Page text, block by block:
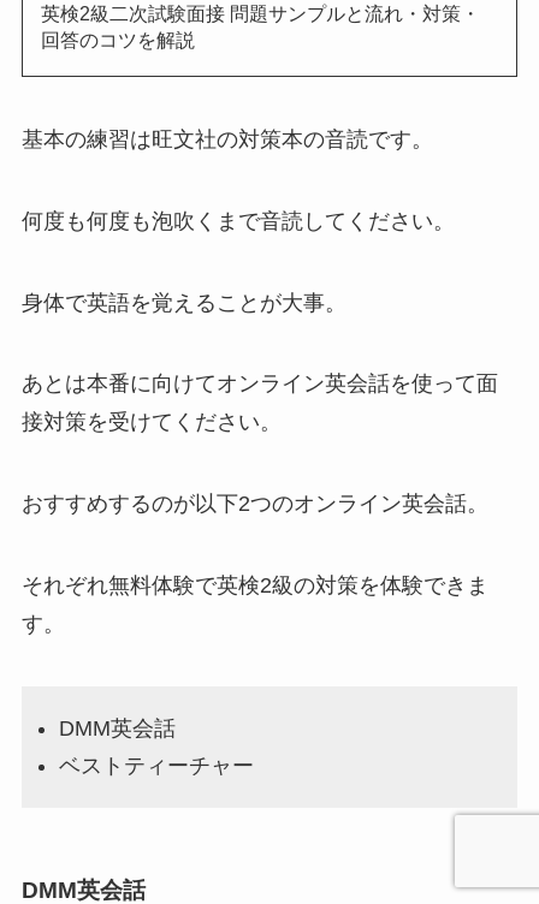
英検2級二次試験面接 問題サンプルと流れ・対策・
回答のコツを解説
基本の練習は旺文社の対策本の音読です。
何度も何度も泡吹くまで音読してください。
身体で英語を覚えることが大事。
あとは本番に向けてオンライン英会話を使って面
接対策を受けてください。
おすすめするのが以下2つのオンライン英会話。
それぞれ無料体験で英検2級の対策を体験できま
す。
DMM英会話
ベストティーチャー
DMM英会話